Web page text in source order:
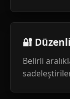
🔐
Belirli